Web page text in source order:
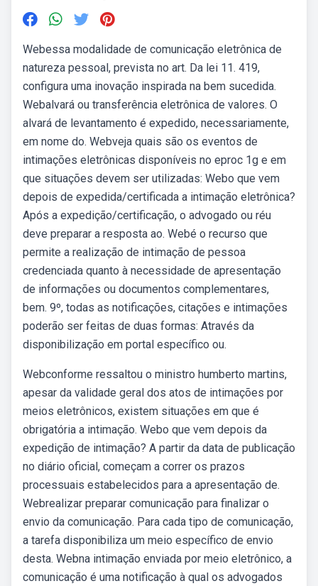
Webessa modalidade de comunicação eletrônica de
natureza pessoal, prevista no art. Da lei 11. 419,
configura uma inovação inspirada na bem sucedida.
Webalvará ou transferência eletrônica de valores. O
alvará de levantamento é expedido, necessariamente,
em nome do. Webveja quais são os eventos de
intimações eletrônicas disponíveis no eproc 1g e em
que situações devem ser utilizadas: Webo que vem
depois de expedida/certificada a intimação eletrônica?
Após a expedição/certificação, o advogado ou réu
deve preparar a resposta ao. Webé o recurso que
permite a realização de intimação de pessoa
credenciada quanto à necessidade de apresentação
de informações ou documentos complementares,
bem. 9º, todas as notificações, citações e intimações
poderão ser feitas de duas formas: Através da
disponibilização em portal específico ou.
Webconforme ressaltou o ministro humberto martins,
apesar da validade geral dos atos de intimações por
meios eletrônicos, existem situações em que é
obrigatória a intimação. Webo que vem depois da
expedição de intimação? A partir da data de publicação
no diário oficial, começam a correr os prazos
processuais estabelecidos para a apresentação de.
Webrealizar preparar comunicação para finalizar o
envio da comunicação. Para cada tipo de comunicação,
a tarefa disponibiliza um meio específico de envio
desta. Webna intimação enviada por meio eletrônico, a
comunicação é uma notificação à qual os advogados